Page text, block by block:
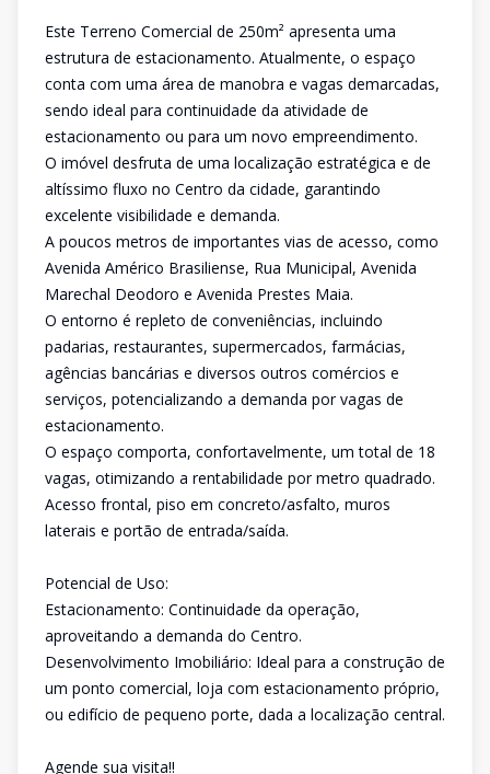
Este Terreno Comercial de 250m² apresenta uma
estrutura de estacionamento. Atualmente, o espaço
conta com uma área de manobra e vagas demarcadas,
sendo ideal para continuidade da atividade de
estacionamento ou para um novo empreendimento.
O imóvel desfruta de uma localização estratégica e de
altíssimo fluxo no Centro da cidade, garantindo
excelente visibilidade e demanda.
A poucos metros de importantes vias de acesso, como
Avenida Américo Brasiliense, Rua Municipal, Avenida
Marechal Deodoro e Avenida Prestes Maia.
O entorno é repleto de conveniências, incluindo
padarias, restaurantes, supermercados, farmácias,
agências bancárias e diversos outros comércios e
serviços, potencializando a demanda por vagas de
estacionamento.
O espaço comporta, confortavelmente, um total de 18
vagas, otimizando a rentabilidade por metro quadrado.
Acesso frontal, piso em concreto/asfalto, muros
laterais e portão de entrada/saída.
Potencial de Uso:
Estacionamento: Continuidade da operação,
aproveitando a demanda do Centro.
Desenvolvimento Imobiliário: Ideal para a construção de
um ponto comercial, loja com estacionamento próprio,
ou edifício de pequeno porte, dada a localização central.
Agende sua visita!!